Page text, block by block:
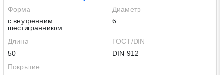
Форма
с внутренним
шестигранником
Диаметр
6
Длина
50
ГОСТ/DIN
DIN 912
Покрытие